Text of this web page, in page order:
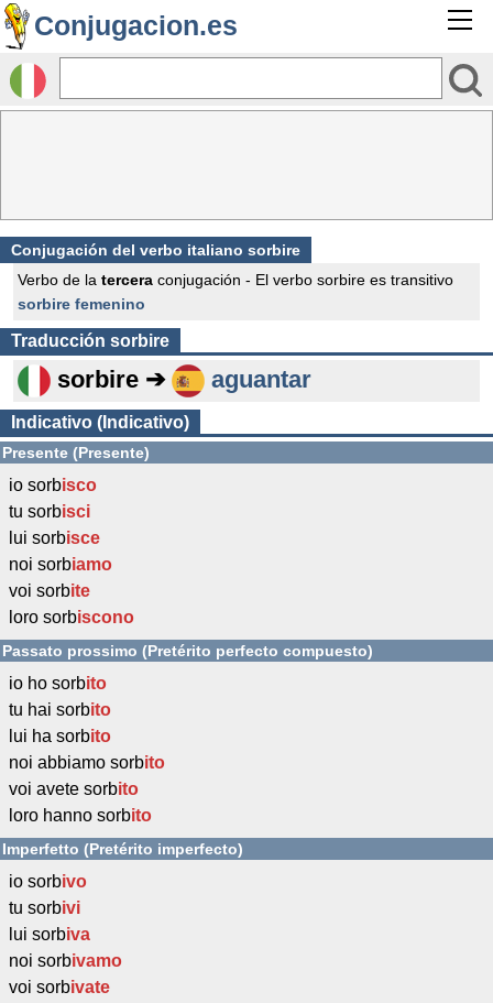
Conjugacion.es
Conjugación del verbo italiano sorbire
Verbo de la tercera conjugación - El verbo sorbire es transitivo
sorbire femenino
Traducción sorbire
sorbire ➔ aguantar
Indicativo (Indicativo)
Presente (Presente)
io sorbisco
tu sorbisci
lui sorbisce
noi sorbiamo
voi sorbite
loro sorbiscono
Passato prossimo (Pretérito perfecto compuesto)
io ho sorbito
tu hai sorbito
lui ha sorbito
noi abbiamo sorbito
voi avete sorbito
loro hanno sorbito
Imperfetto (Pretérito imperfecto)
io sorbivo
tu sorbivi
lui sorbiva
noi sorbivamo
voi sorbivate